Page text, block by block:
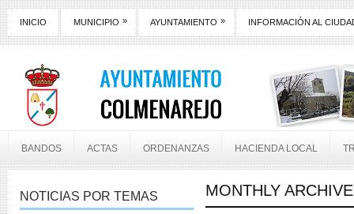
INICIO MUNICIPIO » AYUNTAMIENTO » INFORMACIÓN AL
BANDOS ACTAS ORDENANZAS HACIENDA LOCAL
MONTHLY
NOTICIAS POR TEMAS